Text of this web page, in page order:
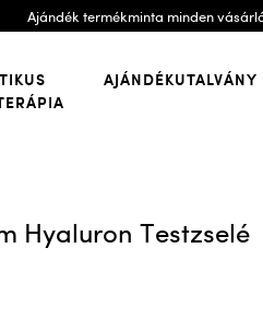
Ajándék termékminta minden
AJÁNDÉKUTALVÁNY
Hyaluron Testzselé